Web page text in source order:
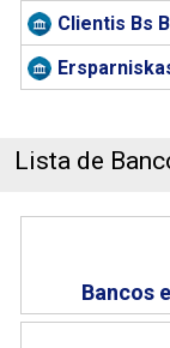
Clientis Bs
Lista de
Bancos